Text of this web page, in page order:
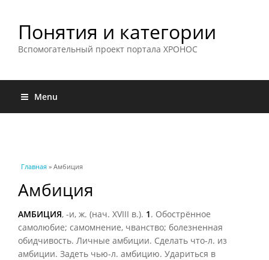
Понятия и категории
Вспомогательный проект портала ХРОНОС
Menu
Вы здесь
Главная » Амбиция
Амбиция
АМБИЦИЯ, -и, ж. (нач. XVIII в.). 1. Обострённое
самолюбие; самомнение, чванство; болезненная
обидчивость. Личные амбиции. Сделать что-л. из
амбиции. Задеть чью-л. амбицию. Удариться в